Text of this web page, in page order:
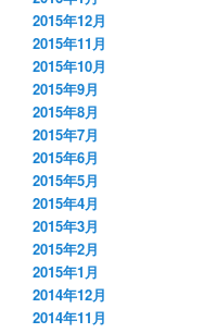
2015年12月
2015年11月
2015年10月
2015年9月
2015年8月
2015年7月
2015年6月
2015年5月
2015年4月
2015年3月
2015年2月
2015年1月
2014年12月
2014年11月